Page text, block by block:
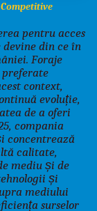
Competitive
pentru acces
din ce în
Foraje
context,
evoluție,
de a oferi
compania
concentrează
calitate,
mediu și de
și
mediului
surselor